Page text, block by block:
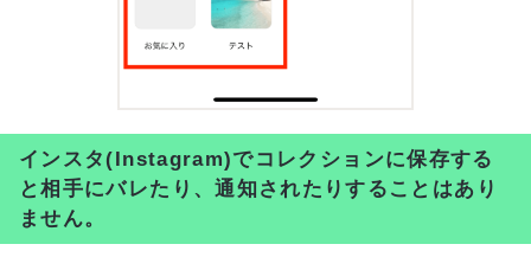
インスタ(Instagram)でコレクションに保存する
と相手にバレたり、通知されたりすることはあり
ません。